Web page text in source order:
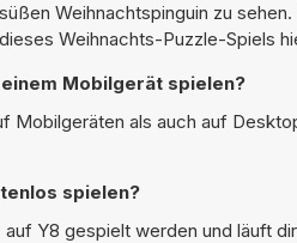
Weihnachtspinguin zu
Weihnachts-Puzzle-Spiels
Mobilgerät spielen?
Mobilgeräten als auch auf
spielen?
Y8 gespielt werden und läuft